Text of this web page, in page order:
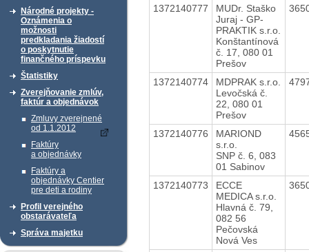
Národné projekty -
Oznámenia o
možnosti
predkladania žiadostí
o poskytnutie
finančného príspevku
Štatistiky
Zverejňovanie zmlúv,
faktúr a objednávok
Zmluvy zverejnené
od 1.1.2012
Faktúry
a objednávky
Faktúry a
objednávky Centier
pre deti a rodiny
Profil verejného
obstarávateľa
Správa majetku
1372140777
MUDr. Staško
Juraj - GP-
PRAKTIK s.r.o.
Konštantínová
č. 17, 080 01
Prešov
1372140774
MDPRAK s.r.o.
Levočská č.
22, 080 01
Prešov
1372140776
MARIOND
s.r.o.
SNP č. 6, 083
01 Sabinov
1372140773
ECCE
MEDICA s.r.o.
Hlavná č. 79,
082 56
Pečovská
Nová Ves